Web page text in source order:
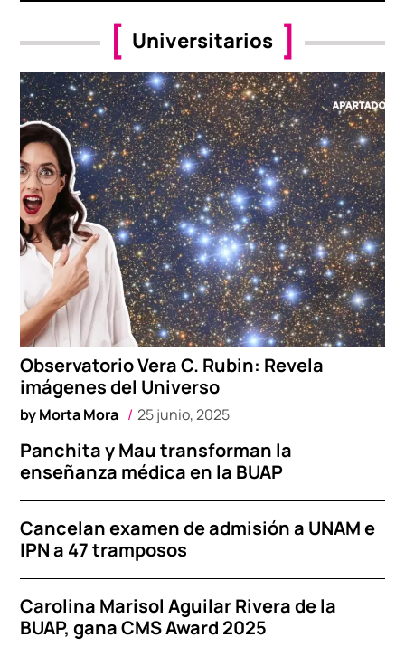
Universitarios
Observatorio Vera C. Rubin: Revela
imágenes del Universo
byMorta Mora 25 junio, 2025
Panchita y Mau transforman la
enseñanza médica en la BUAP
Cancelan examen de admisión a UNAM e
IPN a 47 tramposos
Carolina Marisol Aguilar Rivera de la
BUAP, gana CMS Award 2025